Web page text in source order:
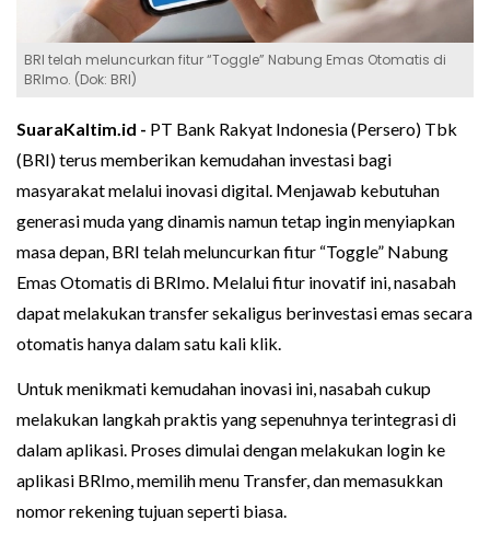
BRI telah meluncurkan fitur “Toggle” Nabung Emas Otomatis di
BRImo. (Dok: BRI)
SuaraKaltim.id - PT Bank Rakyat Indonesia (Persero) Tbk
(BRI) terus memberikan kemudahan investasi bagi
masyarakat melalui inovasi digital. Menjawab kebutuhan
generasi muda yang dinamis namun tetap ingin menyiapkan
masa depan, BRI telah meluncurkan fitur “Toggle” Nabung
Emas Otomatis di BRImo. Melalui fitur inovatif ini, nasabah
dapat melakukan transfer sekaligus berinvestasi emas secara
otomatis hanya dalam satu kali klik.
Untuk menikmati kemudahan inovasi ini, nasabah cukup
melakukan langkah praktis yang sepenuhnya terintegrasi di
dalam aplikasi. Proses dimulai dengan melakukan login ke
aplikasi BRImo, memilih menu Transfer, dan memasukkan
nomor rekening tujuan seperti biasa.